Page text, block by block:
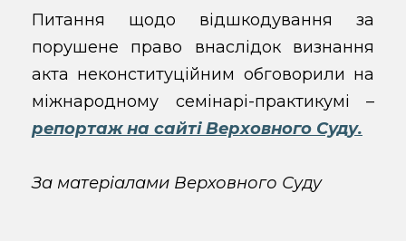
Питання щодо відшкодування за
порушене право внаслідок визнання
акта неконституційним обговорили на
міжнародному семінарі-практикумі –
репортаж на сайті Верховного Суду.
За матеріалами Верховного Суду